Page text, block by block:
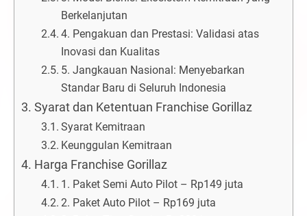
Berkelanjutan
4. Pengakuan dan Prestasi: Validasi atas
Inovasi dan Kualitas
5. Jangkauan Nasional: Menyebarkan
Standar Baru di Seluruh Indonesia
Syarat dan Ketentuan Franchise Gorillaz
Syarat Kemitraan
Keunggulan Kemitraan
Harga Franchise Gorillaz
1. Paket Semi Auto Pilot – Rp149 juta
2. Paket Auto Pilot – Rp169 juta